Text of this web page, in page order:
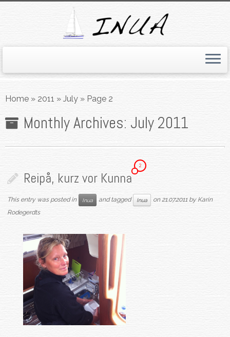
toHome » 2011 » July » Page 2
Monthly Archives: July 2011
Reipå, kurz vor Kunna
2
This entry was posted in Inua and tagged Inua on 21.07.2011 by Karin
Rodegerdts